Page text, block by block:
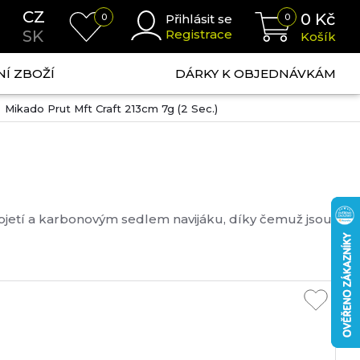
CZ
SK
0
Přihlásit se
Registrace
0 0 Kč
Košík
ZBOŽÍ DÁRKY K OBJEDNÁVKÁM
Mikado Prut Mft Craft 213cm 7g (2 Sec.)
a karbonovým sedlem navijáku, díky čemuž jsou